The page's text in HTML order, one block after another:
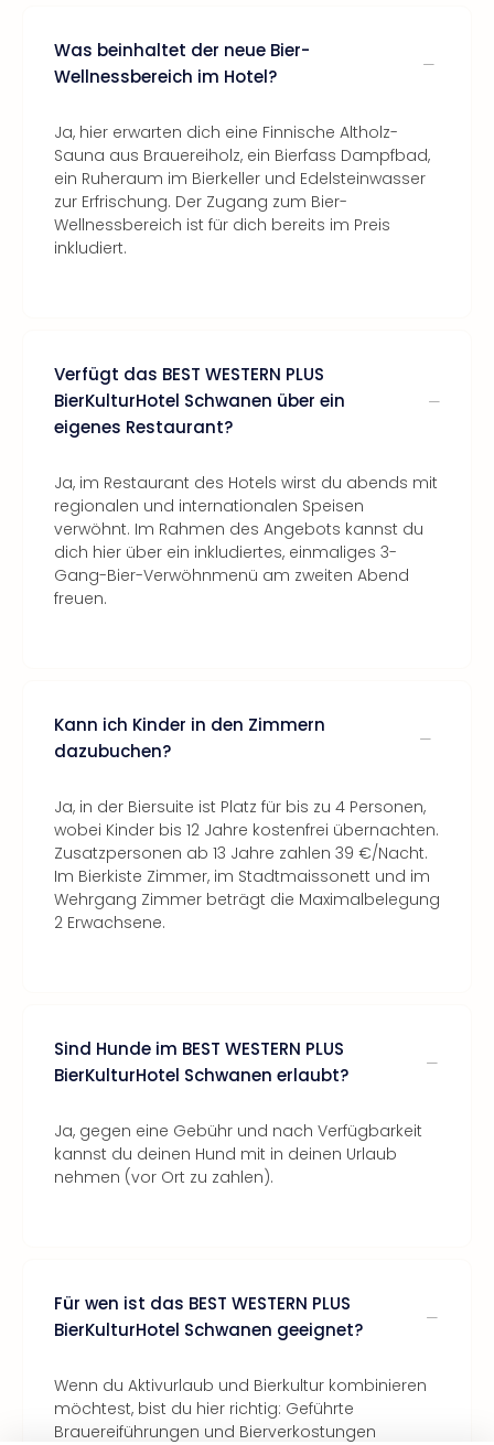
Was beinhaltet der neue Bier-
Wellnessbereich im Hotel?
Ja, hier erwarten dich eine Finnische Altholz-
Sauna aus Brauereiholz, ein Bierfass Dampfbad,
ein Ruheraum im Bierkeller und Edelsteinwasser
zur Erfrischung. Der Zugang zum Bier-
Wellnessbereich ist für dich bereits im Preis
inkludiert.
Verfügt das BEST WESTERN PLUS
BierKulturHotel Schwanen über ein
eigenes Restaurant?
Ja, im Restaurant des Hotels wirst du abends mit
regionalen und internationalen Speisen
verwöhnt. Im Rahmen des Angebots kannst du
dich hier über ein inkludiertes, einmaliges 3-
Gang-Bier-Verwöhnmenü am zweiten Abend
freuen.
Kann ich Kinder in den Zimmern
dazubuchen?
Ja, in der Biersuite ist Platz für bis zu 4 Personen,
wobei Kinder bis 12 Jahre kostenfrei übernachten.
Zusatzpersonen ab 13 Jahre zahlen 39 €/Nacht.
Im Bierkiste Zimmer, im Stadtmaissonett und im
Wehrgang Zimmer beträgt die Maximalbelegung
2 Erwachsene.
Sind Hunde im BEST WESTERN PLUS
BierKulturHotel Schwanen erlaubt?
Ja, gegen eine Gebühr und nach Verfügbarkeit
kannst du deinen Hund mit in deinen Urlaub
nehmen (vor Ort zu zahlen).
Für wen ist das BEST WESTERN PLUS
BierKulturHotel Schwanen geeignet?
Wenn du Aktivurlaub und Bierkultur kombinieren
möchtest, bist du hier richtig: Geführte
Brauereiführungen und Bierverkostungen